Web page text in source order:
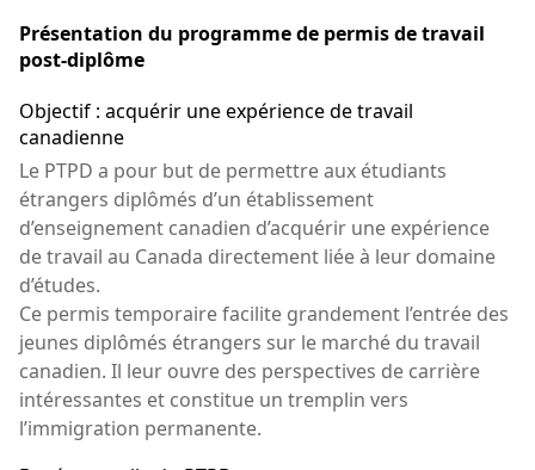
Présentation du programme de permis de travail
post-diplôme
Objectif : acquérir une expérience de travail
canadienne
Le PTPD a pour but de permettre aux étudiants
étrangers diplômés d’un établissement
d’enseignement canadien d’acquérir une expérience
de travail au Canada directement liée à leur domaine
d’études.
Ce permis temporaire facilite grandement l’entrée des
jeunes diplômés étrangers sur le marché du travail
canadien. Il leur ouvre des perspectives de carrière
intéressantes et constitue un tremplin vers
l’immigration permanente.